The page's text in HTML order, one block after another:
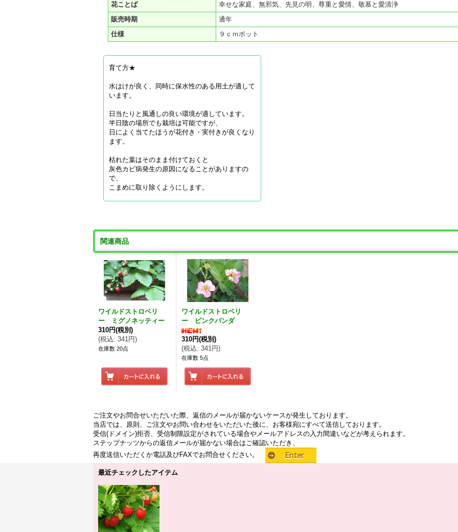
花ことば
幸せな家庭、無邪気、先見の明、尊重と愛情、敬慕と愛清浄
販売時期
通年
仕様
９ｃｍポット
育て方★
水はけが良く、同時に保水性のある用土が適して
います。
日当たりと風通しの良い環境が適しています。
半日陰の場所でも栽培は可能ですが、
日によく当てたほうが花付き・実付きが良くなり
ます。
枯れた葉はそのまま付けておくと
灰色カビ病発生の原因になることがありますの
で、
こまめに取り除くようにします。
関連商品
ワイルドストロベリ
ー ミグノネッティー
310円(税別)
(税込: 341円)
在庫数 20点
ワイルドストロベリ
ー ピンクパンダ
310円(税別)
(税込: 341円)
在庫数 5点
ご注文やお問合せいただいた際、返信のメールが届かないケースが発生しております。
当店では、原則、ご注文やお問い合わせをいただいた後に、お客様宛にすべて送信しております。
受信(ドメイン)拒否、受信制限設定がされている場合やメールアドレスの入力間違いなどが考えられます。
ステップナッツからの返信メールが届かない場合はご確認いただき、
再度送信いただくか電話及びFAXでお問合せください。
最近チェックしたアイテム